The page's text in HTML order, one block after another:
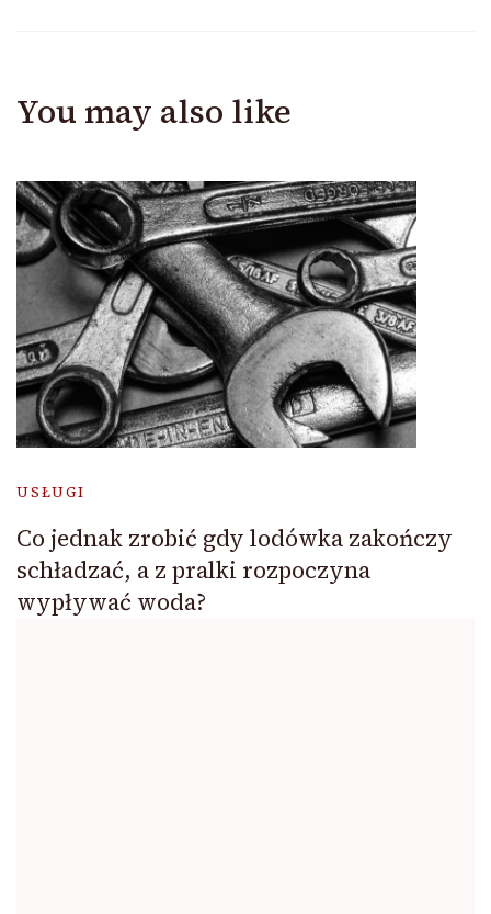
You may also like
USŁUGI
Co jednak zrobić gdy lodówka zakończy
schładzać, a z pralki rozpoczyna
wypływać woda?